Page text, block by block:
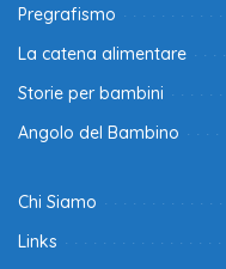
Pregrafismo
La catena alimentare
Storie per bambini
Angolo del Bambino
Chi Siamo
Links